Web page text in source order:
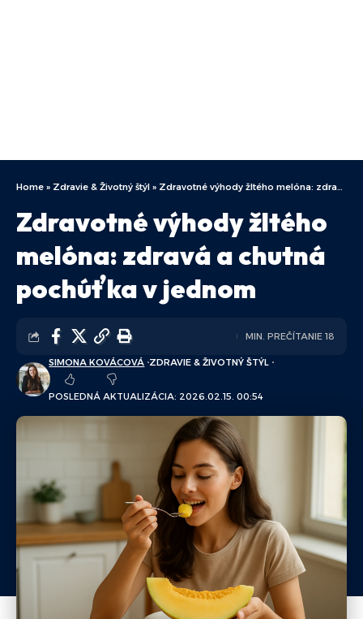
Home » Zdravie & Životný štýl » Zdravotné výhody žltého melóna: zdravá a chutná pochúťka v jednom
Zdravotné výhody žltého
melóna: zdravá a chutná
pochúťka v jednom
POSLEDNÁ AKTUALIZÁCIA: 2026.02.15. 00:54
SIMONA KOVÁCOVÁ ZDRAVIE & ŽIVOTNÝ ŠTÝL
MIN. PREČÍTANIE 18